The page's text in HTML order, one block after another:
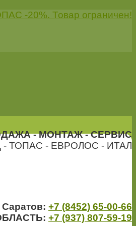
-20%. Товар ограничен!
- МОНТАЖ - СЕРВИС
ТОПАС - ЕВРОЛОС - ИТАЛ
Саратов: +7 (8452) 65-00-66
+7 (937) 807-59-19